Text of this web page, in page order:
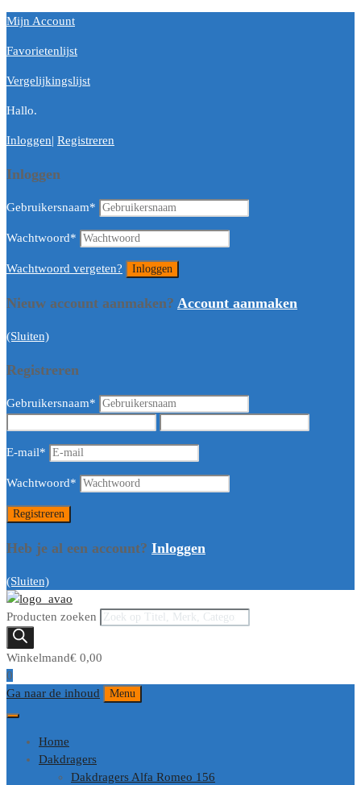
Mijn Account
Favorietenlijst
Vergelijkingslijst
Hallo.
Inloggen| Registreren
Inloggen
Gebruikersnaam*
Wachtwoord*
Wachtwoord vergeten?
Nieuw account aanmaken? Account aanmaken
(Sluiten)
Registreren
Gebruikersnaam*
E-mail*
Wachtwoord*
Heb je al een account? Inloggen
(Sluiten)
Producten zoeken
Winkelmand€ 0,00
0
Ga naar de inhoud
Menu
Home
Dakdragers
Dakdragers Alfa Romeo 156